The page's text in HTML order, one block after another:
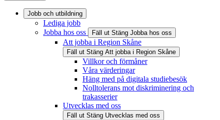
Jobb och utbildning
Lediga jobb
Jobba hos oss
Fäll ut Stäng Jobba hos oss
Att jobba i Region Skåne
Fäll ut Stäng Att jobba i Region Skåne
Villkor och förmåner
Våra värderingar
Häng med på digitala studiebesök
Nolltolerans mot diskriminering och
trakasserier
Utvecklas med oss
Fäll ut Stäng Utvecklas med oss